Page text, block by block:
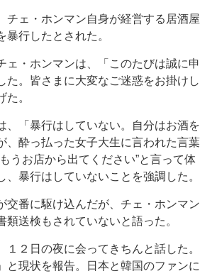
ェ・ホンマン自身が経営する居酒屋
暴行したとされた。
・ホンマンは、「このたびは誠に申
た。皆さまに大変なご迷惑をお掛けし
た。
「暴行はしていない。自分はお酒を
、酔っ払った女子大生に言われた言葉
うお店から出てください”と言って体
、暴行はしていないことを強調した。
番に駆け込んだが、チェ・ホンマン
類送検もされていないと語った。
２日の夜に会ってきちんと話した。
と現状を報告。日本と韓国のファンに